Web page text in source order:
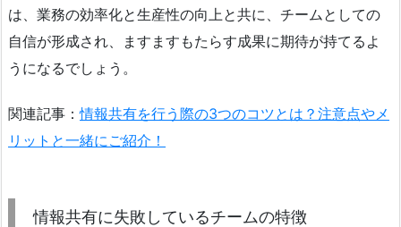
は、業務の効率化と生産性の向上と共に、チームとしての
自信が形成され、ますますもたらす成果に期待が持てるよ
うになるでしょう。
関連記事：情報共有を行う際の3つのコツとは？注意点やメ
リットと一緒にご紹介！
情報共有に失敗しているチームの特徴